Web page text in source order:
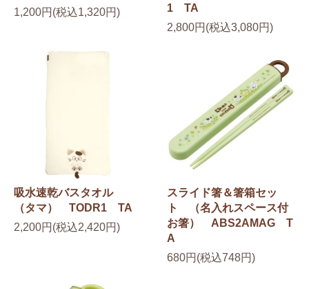
1,200円(税込1,320円)
1 TA
2,800円(税込3,080円)
吸水速乾バスタオル
（タマ） TODR1 TA
2,200円(税込2,420円)
スライド箸＆箸箱セッ
ト （名入れスペース付
お箸） ABS2AMAG T
A
680円(税込748円)